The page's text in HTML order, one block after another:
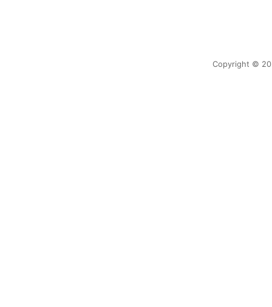
Copyright ©